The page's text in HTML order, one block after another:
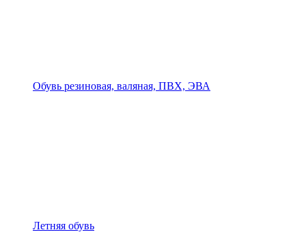
Обувь резиновая, валяная, ПВХ, ЭВА
Летняя обувь